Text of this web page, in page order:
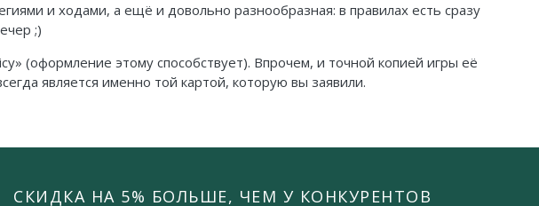
и ходами, а ещё и довольно разнообразная: в правилах есть сразу
;)
(оформление этому способствует). Впрочем, и точной копией игры её
является именно той картой, которую вы заявили.
СКИДКА НА 5% БОЛЬШЕ, ЧЕМ У КОНКУРЕНТОВ